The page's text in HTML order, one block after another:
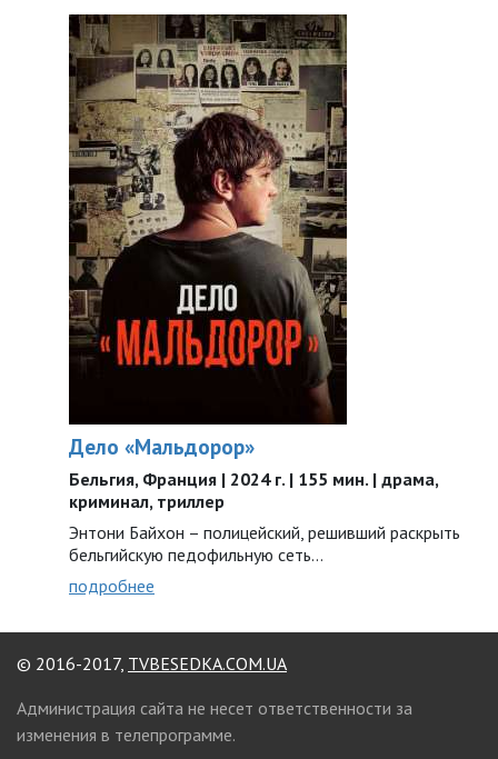
Дело «Мальдорор»
Бельгия, Франция | 2024 г. | 155 мин. | драма,
криминал, триллер
Энтони Байхон – полицейский, решивший раскрыть
бельгийскую педофильную сеть…
подробнее
© 2016-2017, TVBESEDKA.COM.UA
Администрация сайта не несет ответственности за
изменения в телепрограмме.